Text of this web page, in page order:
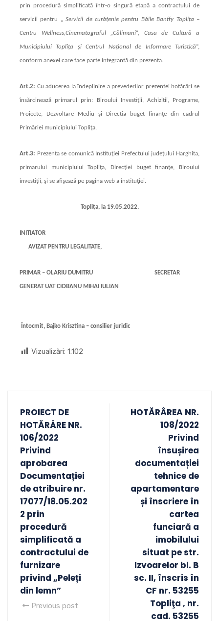
prin procedură simplificată într-o singură etapă a contractului de
servicii pentru „Servicii de curățenie pentru Băile Banffy Toplița –
Centru Wellness,Cinematograful „Călimani”, Casa de Cultură a
Municipiului Toplița și Centrul Național de Informare Turistică”,
conform anexei care face parte integrantă din prezenta.
Art.2: Cu aducerea la îndeplinire a prevederilor prezentei hotărâri se
însărcinează primarul prin: Biroului Investiţii, Achiziții, Programe,
Proiecte, Dezvoltare Mediu şi Directia buget finanţe din cadrul
Primăriei municipiului Topliţa.
Art.3: Prezenta se comunică Instituţiei Prefectului judeţului Harghita,
primarului municipiului Topliţa, Direcţiei buget finanţe, Biroului
investiţii, şi se afişează pe pagina web a instituţiei.
Toplița, la 19.05.2022.
INITIATOR
AVIZAT PENTRU LEGALITATE,
PRIMAR – OLARIU DUMITRU SECRETAR
GENERAT UAT CIOBANU MIHAI IULIAN
Întocmit, Bajko Krisztina – consilier juridic
Vizualizări: 1.102
PROIECT DE
HOTĂRÂRE NR.
106/2022
Privind
aprobarea
Documentației
de atribuire nr.
17077/18.05.202
2 prin
procedură
simplificată a
contractului de
furnizare
privind „Peleți
din lemn”
Previous post
HOTĂRÂREA NR.
108/2022
Privind
însușirea
documentației
tehnice de
apartamentare
și înscriere în
cartea
funciară a
imobilului
situat pe str.
Izvoarelor bl. B
sc. II, înscris în
CF nr. 53255
Topliţa , nr.
cad. 53255